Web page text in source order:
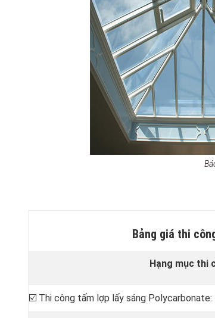
Bảng giá thi
Hạng mục thi
☑️ Thi công tấm lợp lấy sáng